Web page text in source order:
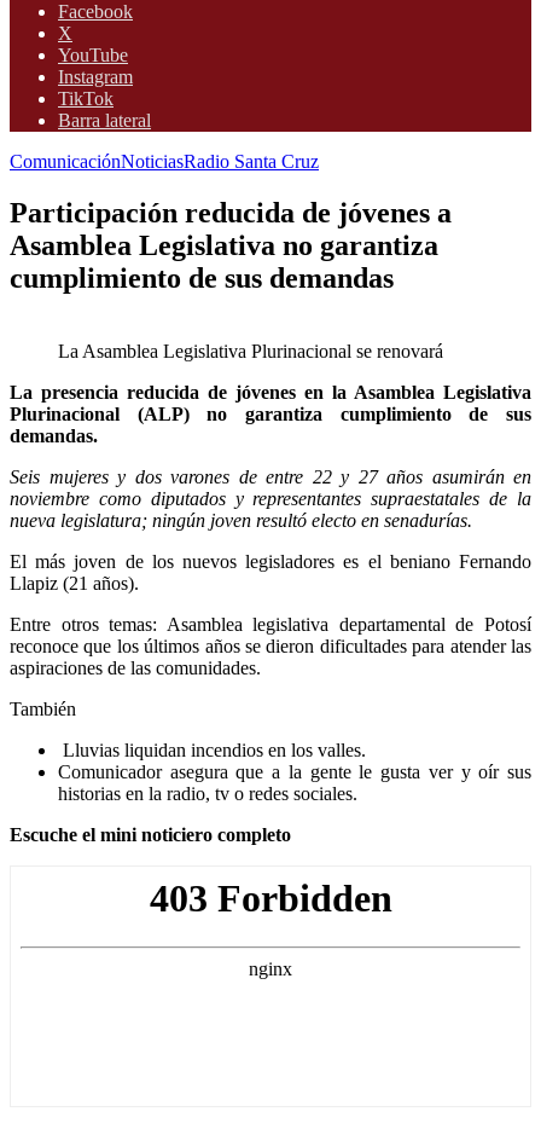
Facebook
X
YouTube
Instagram
TikTok
Barra lateral
ComunicaciónNoticiasRadio Santa Cruz
Participación reducida de jóvenes a
Asamblea Legislativa no garantiza
cumplimiento de sus demandas
La Asamblea Legislativa Plurinacional se renovará
La presencia reducida de jóvenes en la Asamblea Legislativa
Plurinacional (ALP) no garantiza cumplimiento de sus
demandas.
Seis mujeres y dos varones de entre 22 y 27 años asumirán en
noviembre como diputados y representantes supraestatales de la
nueva legislatura; ningún joven resultó electo en senadurías.
El más joven de los nuevos legisladores es el beniano Fernando
Llapiz (21 años).
Entre otros temas: Asamblea legislativa departamental de Potosí
reconoce que los últimos años se dieron dificultades para atender las
aspiraciones de las comunidades.
También
Lluvias liquidan incendios en los valles.
Comunicador asegura que a la gente le gusta ver y oír sus
historias en la radio, tv o redes sociales.
Escuche el mini noticiero completo